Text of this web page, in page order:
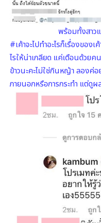
พร้อมทั้งสาว
#เค้าจะไปทำอะไรก็เรื่องของ
ไรให้น่าเกลียด แค่เตือนด้วย
ข้าวนะคะไม่ใช่กินหญ้า ลองค่
ภายนอกหรือการกระทำ แต่ดูผ